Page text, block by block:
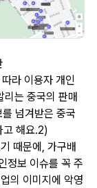
라 이용자 개인
리는 중국의 판매
넘겨받은 중국
고 해요.2)
때문에, 가구배
정보 이슈를 꼭 주
의 이미지에 악영